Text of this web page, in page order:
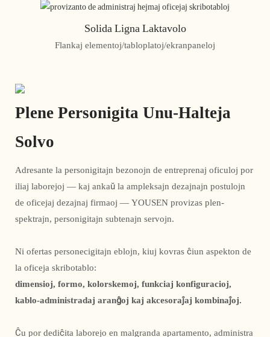
Solida Ligna Laktavolo
Flankaj elementoj/tabloplatoj/ekranpaneloj
Plene Personigita Unu-Halteja
Solvo
Adresante la personigitajn bezonojn de entreprenaj oficuloj por
iliaj laborejoj — kaj ankaŭ la ampleksajn dezajnajn postulojn
de oficejaj dezajnaj firmaoj — YOUSEN provizas plen-
spektrajn, personigitajn subtenajn servojn.
Ni ofertas personecigitajn eblojn, kiuj kovras ĉiun aspekton de
la oficeja skribotablo:
dimensioj, formo, kolorskemoj, funkciaj konfiguracioj,
kablo-administradaj aranĝoj kaj akcesoraĵaj kombinaĵoj.
Ĉu por dediĉita laborejo en malgranda apartamento, administra